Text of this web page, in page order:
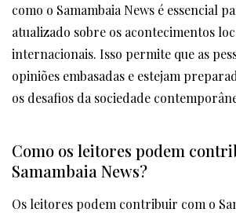
como o Samambaia News é essencial
atualizado sobre os acontecimentos
internacionais. Isso permite que as
opiniões embasadas e estejam
os desafios da sociedade
Como os leitores podem
Samambaia News?
Os leitores podem contribuir com o